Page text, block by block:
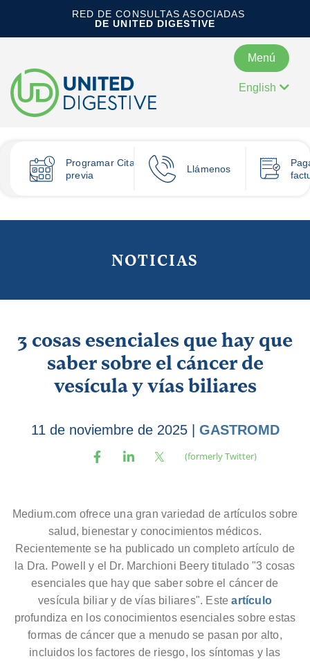
RED DE CONSULTAS ASOCIADAS
DE UNITED DIGESTIVE
Menú
English
ProgramarCita
previa
Llámenos
NOTICIAS
3 cosas esenciales que hay que
saber sobre el cáncer de
vesícula y vías biliares
11 de noviembre de 2025| GASTROMD
Medium.com ofrece una gran variedad de artículos sobre
salud, bienestar y conocimientos médicos.
Recientemente se ha publicado un completo artículo de
la Dra. Powell y el Dr. Marchioni Beery titulado "3 cosas
esenciales que hay que saber sobre el cáncer de
vesícula biliar y de vías biliares". Esteartículo
profundiza en los conocimientos esenciales sobre estas
formas de cáncer que a menudo se pasan por alto,
incluidos los factores de riesgo, los síntomas y las